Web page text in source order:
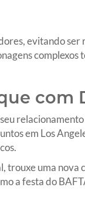
evitando
com
em Los
trouxe uma
a festa do